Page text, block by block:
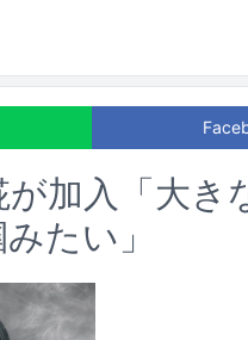
加入「大き
たい」